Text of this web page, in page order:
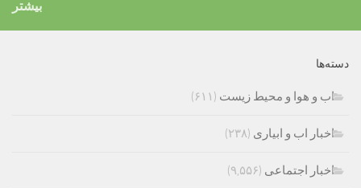
بیشتر
دسته‌ها
اب و هوا و محیط زیست (۶۱۱)
اخبار اب و ابیاری (۲۳۸)
اخبار اجتماعی (۹,۵۵۶)